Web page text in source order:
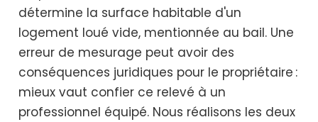
détermine la surface habitable d'un
logement loué vide, mentionnée au bail. Une
erreur de mesurage peut avoir des
conséquences juridiques pour le propriétaire :
mieux vaut confier ce relevé à un
professionnel équipé. Nous réalisons les deux